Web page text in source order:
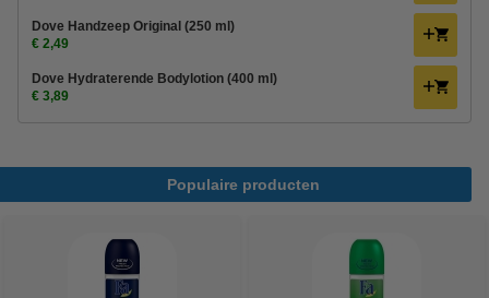
Dove Handzeep Original (250 ml)
€ 2,49
Dove Hydraterende Bodylotion (400 ml)
€ 3,89
Populaire producten